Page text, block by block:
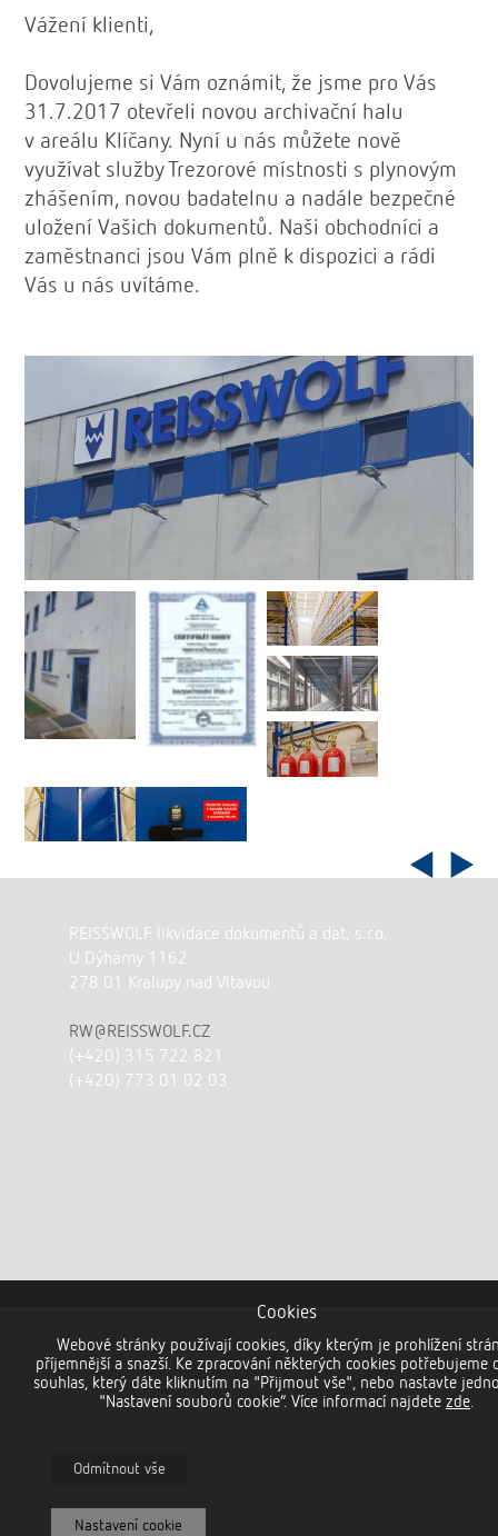
Vážení klienti,
Dovolujeme si Vám oznámit, že jsme pro Vás
31.7.2017 otevřeli novou archivační halu
v areálu Klíčany. Nyní u nás můžete nově
využívat služby Trezorové místnosti s plynovým
zhášením, novou badatelnu a nadále bezpečné
uložení Vašich dokumentů. Naši obchodníci a
zaměstnanci jsou Vám plně k dispozici a rádi
Vás u nás uvítáme.
REISSWOLF likvidace dokumentů a dat, s.r.o.
U Dýhárny 1162
278 01 Kralupy nad Vltavou
RW@REISSWOLF.CZ
(+420) 315 722 821
(+420) 773 01 02 03
Cookies
Webové stránky používají cookies, díky kterým je prohlížení
příjemnější a snazší. Ke zpracování některých cookies potřebujeme
souhlas, který dáte kliknutím na "Přijmout vše", nebo nastavte
"Nastavení souborů cookie“. Více informací najdete zde.
Odmítnout vše
Nastavení cookie